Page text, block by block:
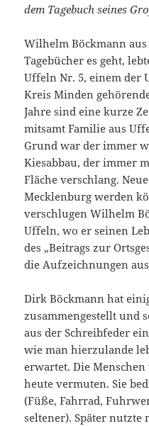
dem Tagebuch seines
Wilhelm Böckmann aus
Tagebücher es geht,
Uffeln Nr. 5, einem der
Kreis Minden
Jahre sind eine kurze
mitsamt Familie aus
Grund war der immer
Kiesabbau, der immer
Fläche verschlang.
Mecklenburg werden
verschlugen Wilhelm
Uffeln, wo er seinen
des „Beitrags zur
die Aufzeichnungen
Dirk Böckmann hat
zusammengestellt und
aus der Schreibfeder
wie man hierzulande
erwartet. Die
heute vermuten. Sie
(Füße, Fahrrad,
seltener). Später nutzte